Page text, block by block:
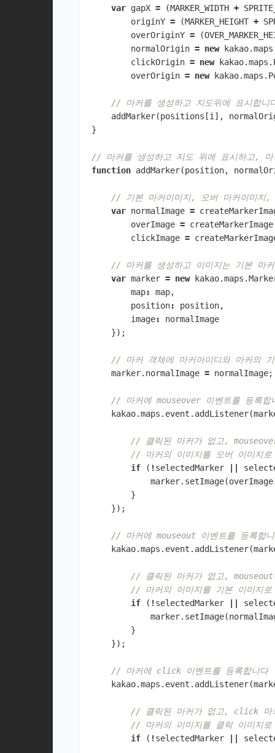
var gapX = (MARKER_WIDTH +
originY = (MARKER_HEIGHT +
overOriginY = (
normalOrigin = new kakao.maps
clickOrigin = new kakao.maps .
overOrigin = new kakao.maps .
// 마커를 생성하고 지도위에 표시합니
addMarker(positions [i ],
}
// 마커를 생성하고 지도 위에 표시하고,
function addMarker(position,
// 기본 마커이미지, 오버 마커이미지,
var normalImage =
overImage = createMarkerImage
clickImage =
// 마커를 생성하고 이미지는 기본 마
var marker = new kakao.maps .
map: map,
position: position,
image:
normalImage
});
// 마커 객체에 마커아이디와 마커의
marker. normalImage = normalImage;
// 마커에 mouseover 이벤트를 등록합
kakao.maps . event . addListener(
// 클릭된 마커가 없고,
// 마커의 이미지를 오버 이미지로
if
( !selectedMarker
marker. setImage(overImage
}
});
// 마커에 mouseout 이벤트를 등록합
kakao.maps . event . addListener(
// 클릭된 마커가 없고, mouseout
// 마커의 이미지를 기본 이미지로
if
( !selectedMarker
marker. setImage(
}
});
// 마커에 click 이벤트를 등록합니다
kakao.maps . event . addListener(
// 클릭된 마커가 없고, click 마
// 마커의 이미지를 클릭 이미지로
if
( !selectedMarker